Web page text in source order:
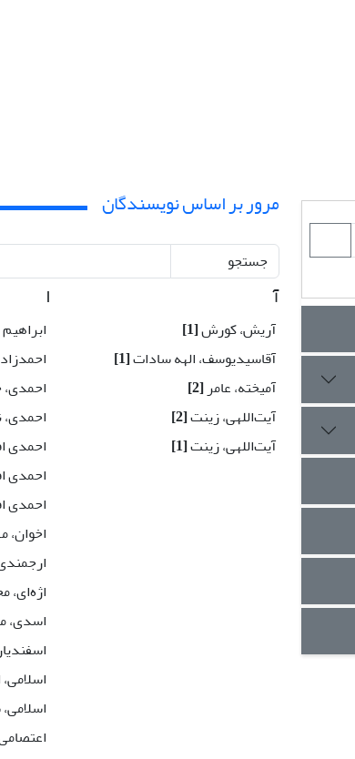
مرور بر اساس نویسندگان
جستجو
آ
آریش، کورش[1]
آقاسیدیوسف، الهه سادات[1]
آمیخته، عامر[2]
آیت‌اللهی، زینت[2]
آیت‌اللهی، زینت[1]
ا
احمدی،
احمدی
احمدی
احمدی
اخوان،
اژه‌ای،
اسدی،